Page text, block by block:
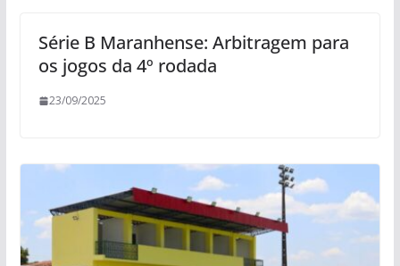
Série B Maranhense: Arbitragem para
os jogos da 4º rodada
23/09/2025